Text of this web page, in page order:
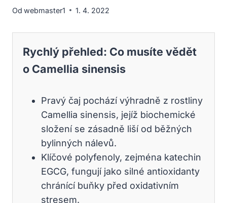
Od webmaster1 1. 4. 2022
Rychlý přehled: Co musíte vědět
o Camellia sinensis
Pravý čaj pochází výhradně z rostliny
Camellia sinensis, jejíž biochemické
složení se zásadně liší od běžných
bylinných nálevů.
Klíčové polyfenoly, zejména katechin
EGCG, fungují jako silné antioxidanty
chránící buňky před oxidativním
stresem.